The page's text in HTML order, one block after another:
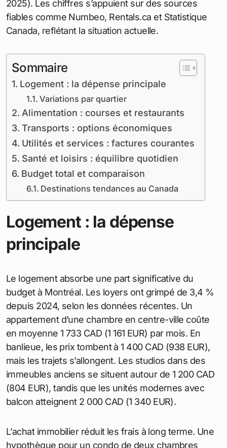
Montréal séduit par ses quartiers dynamiques
richesse culturelle et ses opportunités
professionnelles. Cette métropole québécoise
marie influences françaises et nord-américaines
pour une expérience unique. S’y installer demande
une planification budgétaire précise. Ce guide
détaille lesdépenses courantes en dollars
canadiens
(CAD) et en euros (EUR), basé sur un
taux de change de 1 CAD = 0,67 EUR (septembre
2025). Les chiffres s’appuient sur des sources
fiables comme Numbeo, Rentals.ca et Statistique
Sommaire
Logement : la dépense principale
Variations par quartier
Alimentation : courses et restaurants
Transports : options économiques
Utilités et services : factures courantes
Santé et loisirs : équilibre quotidien
Budget total et comparaison
Destinations tendances au Canada